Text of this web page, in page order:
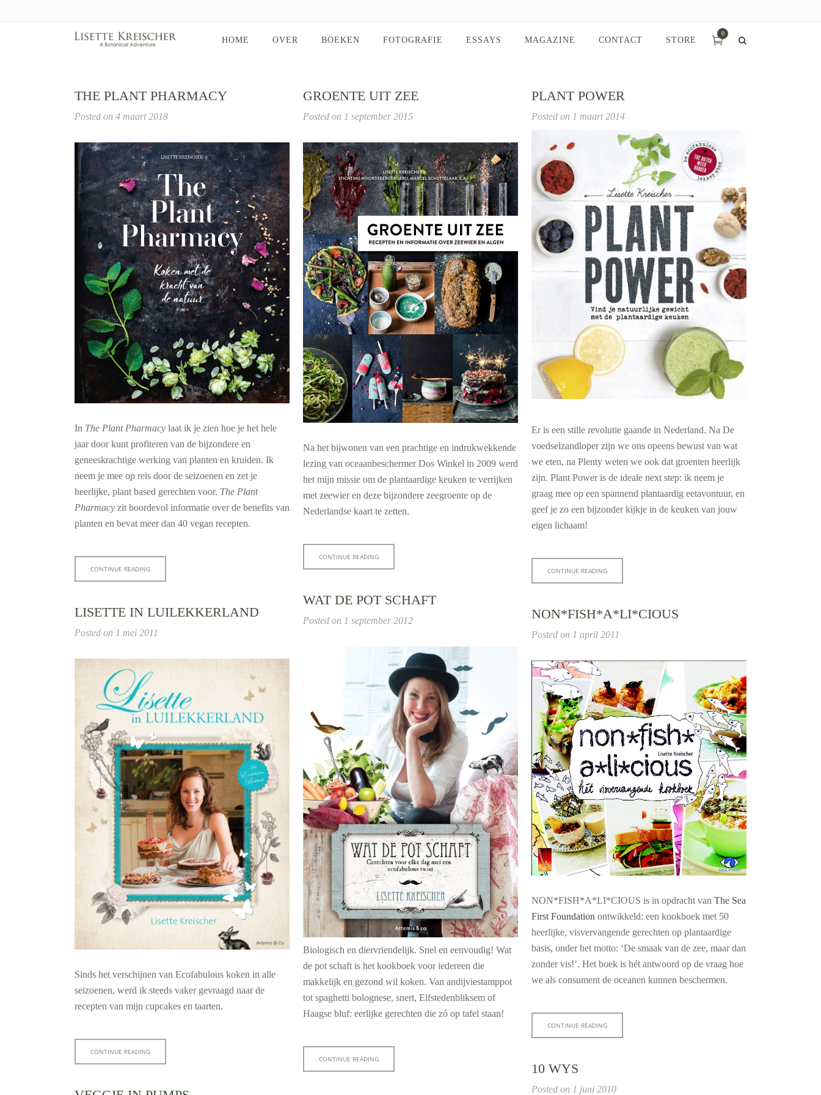
0
HOME OVER BOEKEN FOTOGRAFIE ESSAYS MAGAZINE CONTACT STORE
THE PLANT PHARMACY
Posted on 4 maart 2018
In The Plant Pharmacy laat ik je zien hoe je het hele
jaar door kunt profiteren van de bijzondere en
geneeskrachtige werking van planten en kruiden. Ik
neem je mee op reis door de seizoenen en zet je
heerlijke, plant based gerechten voor. The Plant
Pharmacy zit boordevol informatie over de benefits van
planten en bevat meer dan 40 vegan recepten.
CONTINUE READING
GROENTE UIT ZEE
Posted on 1 september 2015
Na het bijwonen van een prachtige en indrukwekkende
lezing van oceaanbeschermer Dos Winkel in 2009 werd
het mijn missie om de plantaardige keuken te verrijken
met zeewier en deze bijzondere zeegroente op de
Nederlandse kaart te zetten.
CONTINUE READING
PLANT POWER
Posted on 1 maart 2014
Er is een stille revolutie gaande in Nederland. Na De
voedselzandloper zijn we ons opeens bewust van wat
we eten, na Plenty weten we ook dat groenten heerlijk
zijn. Plant Power is de ideale next step: ik neem je
graag mee op een spannend plantaardig eetavontuur, en
geef je zo een bijzonder kijkje in de keuken van jouw
eigen lichaam!
CONTINUE READING
WAT DE POT SCHAFT
Posted on 1 september 2012
Biologisch en diervriendelijk. Snel en eenvoudig! Wat
de pot schaft is het kookboek voor iedereen die
makkelijk en gezond wil koken. Van andijviestamppot
tot spaghetti bolognese, snert, Elfstedenbliksem of
Haagse bluf: eerlijke gerechten die zó op tafel staan!
CONTINUE READING
LISETTE IN LUILEKKERLAND
Posted on 1 mei 2011
Sinds het verschijnen van Ecofabulous koken in alle
seizoenen, werd ik steeds vaker gevraagd naar de
recepten van mijn cupcakes en taarten.
CONTINUE READING
NON*FISH*A*LI*CIOUS
Posted on 1 april 2011
NON*FISH*A*LI*CIOUS is in opdracht van The Sea
First Foundation ontwikkeld: een kookboek met 50
heerlijke, visvervangende gerechten op plantaardige
basis, onder het motto: ‘De smaak van de zee, maar dan
zonder vis!’. Het boek is hét antwoord op de vraag hoe
we als consument de oceanen kunnen beschermen.
CONTINUE READING
10 WYS
Posted on 1 juni 2010